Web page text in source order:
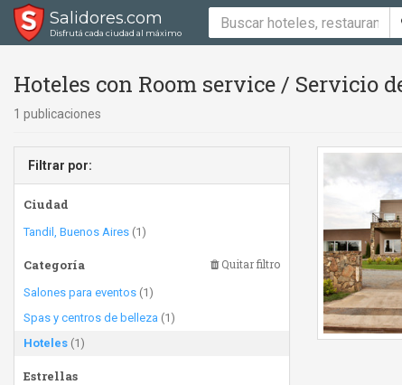
Salidores.com
Disfrutá cada ciudad al máximo
Hoteles con Room service / Servicio
1 publicaciones
Filtrar por:
Ciudad
Tandil, Buenos Aires (1)
Categoría Quitar filtro
Salones para eventos (1)
Spas y centros de belleza (1)
Hoteles (1)
Estrellas